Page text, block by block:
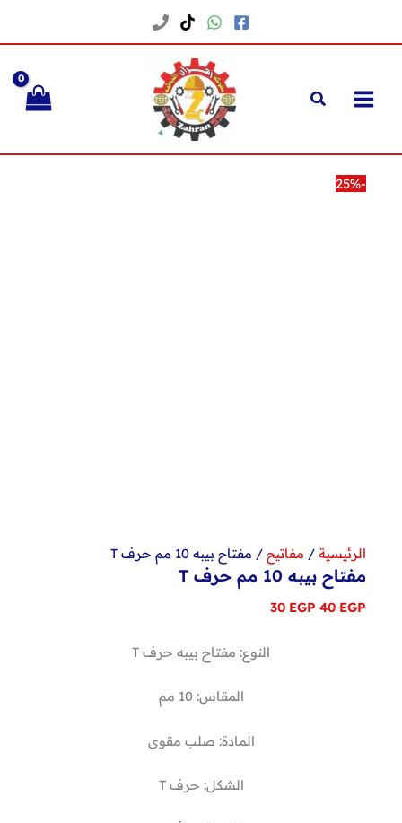
-25%
الرئيسية / مفاتيح / مفتاح بيبه 10 مم حرف T
مفتاح بيبه 10 مم حرف T
40EGP
السعر30 EGP
السعر
هو:
النوع: مفتاح بيبه حرف T
المقاس: 10 مم
المادة: صلب مقوى
الشكل: حرف T